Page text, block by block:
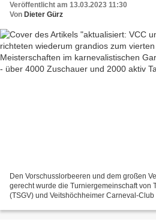
aus - über 4000 Zuschauer
Veröffentlicht am 13.03.2023 11:30
Von Dieter Gürz
Den Vorschusslorbeeren und dem großen
gerecht wurde die Turniergemeinschaft von
(TSGV) und Veitshöchheimer Carneval-